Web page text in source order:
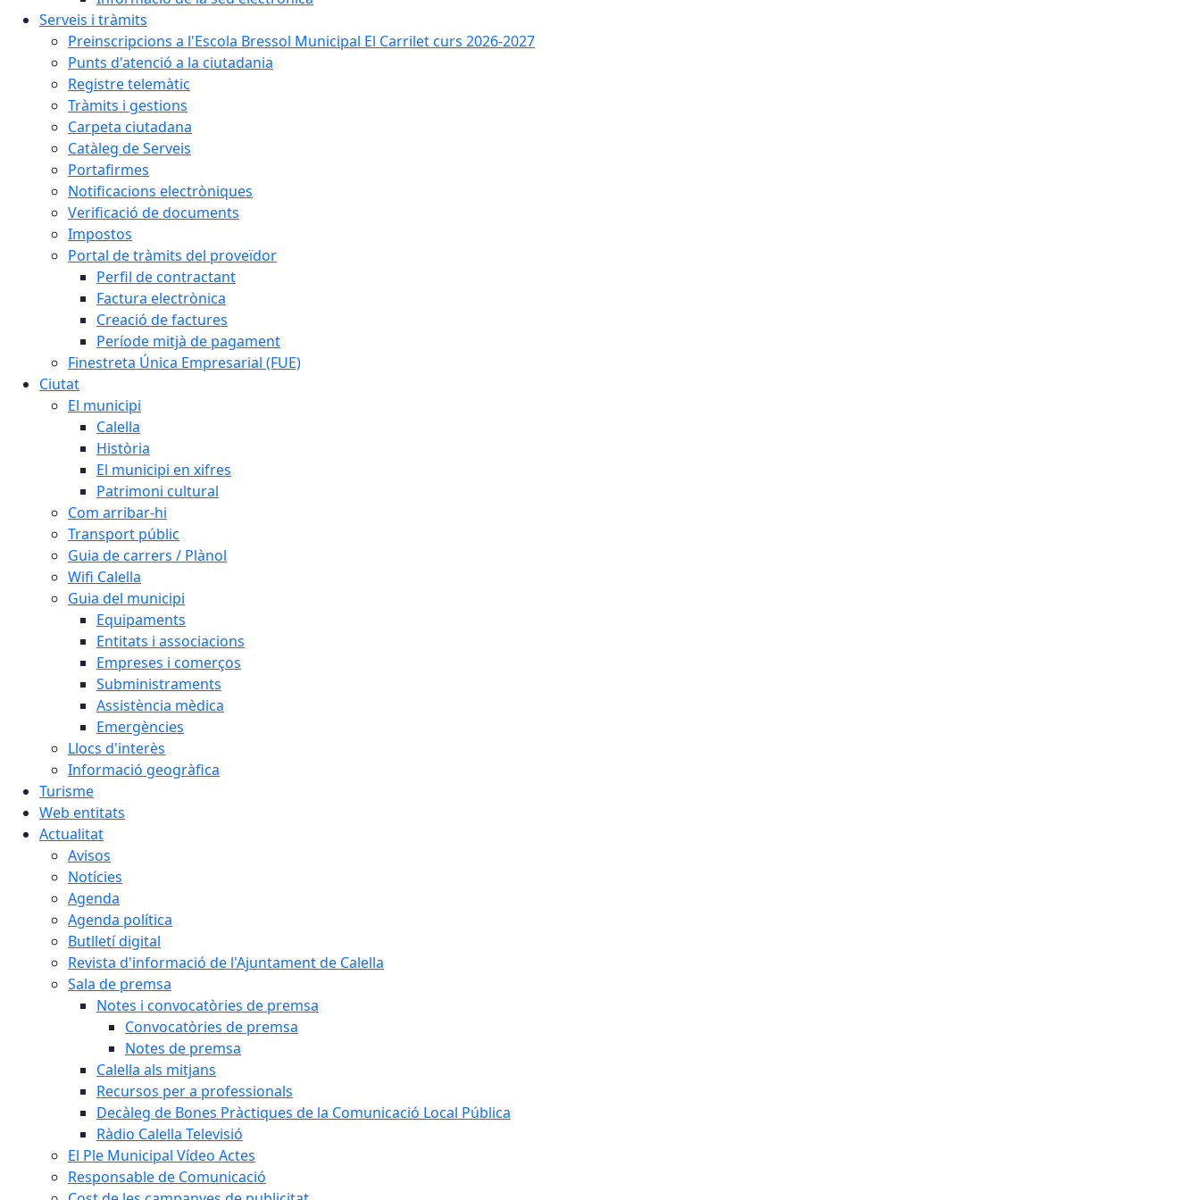
Serveis i tràmits
Preinscripcions a l'Escola Bressol Municipal El Carrilet curs 2026-2027
Punts d'atenció a la ciutadania
Registre telemàtic
Tràmits i gestions
Carpeta ciutadana
Catàleg de Serveis
Portafirmes
Notificacions electròniques
Verificació de documents
Impostos
Portal de tràmits del proveïdor
Perfil de contractant
Factura electrònica
Creació de factures
Període mitjà de pagament
Finestreta Única Empresarial (FUE)
Ciutat
El municipi
Calella
Història
El municipi en xifres
Patrimoni cultural
Com arribar-hi
Transport públic
Guia de carrers / Plànol
Wifi Calella
Guia del municipi
Equipaments
Entitats i associacions
Empreses i comerços
Subministraments
Assistència mèdica
Emergències
Llocs d'interès
Informació geogràfica
Turisme
Web entitats
Actualitat
Avisos
Notícies
Agenda
Agenda política
Butlletí digital
Revista d'informació de l'Ajuntament de Calella
Sala de premsa
Notes i convocatòries de premsa
Convocatòries de premsa
Notes de premsa
Calella als mitjans
Recursos per a professionals
Decàleg de Bones Pràctiques de la Comunicació Local Pública
Ràdio Calella Televisió
El Ple Municipal Vídeo Actes
Responsable de Comunicació